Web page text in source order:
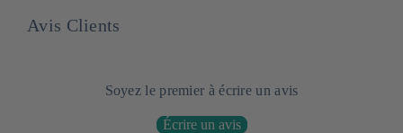
Avis Clients
Soyez le premier à écrire un avis
Écrire un avis